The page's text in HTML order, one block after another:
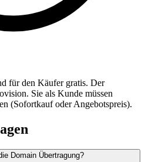
für den Käufer gratis. Der
Sie als Kunde müssen
(Sofortkauf oder Angebotspreis).
Domain Übertragung?